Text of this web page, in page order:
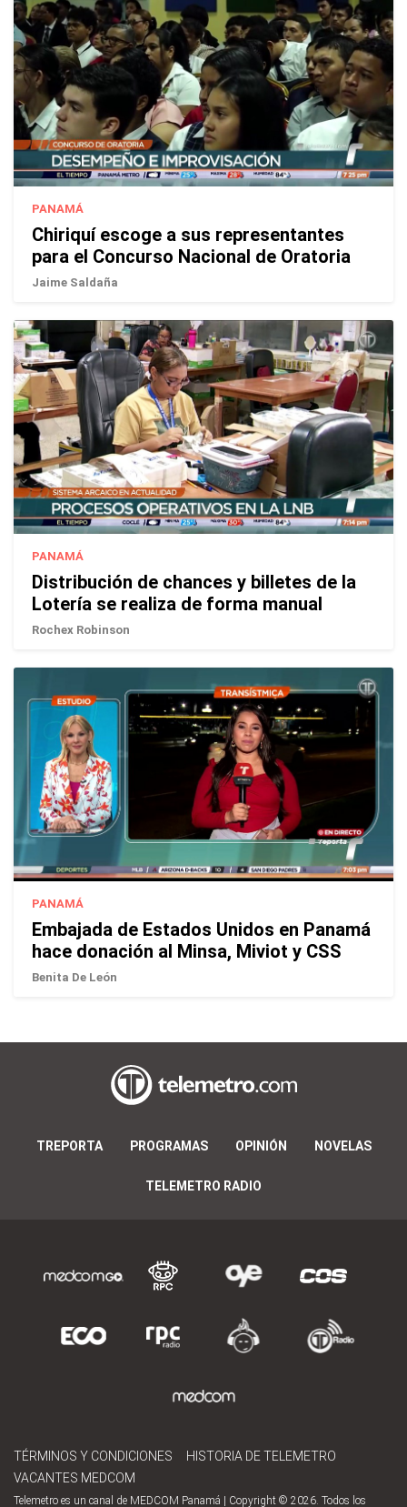
PANAMÁ
Chiriquí escoge a sus representantes
para el Concurso Nacional de Oratoria
Jaime Saldaña
PANAMÁ
Distribución de chances y billetes de la
Lotería se realiza de forma manual
Rochex Robinson
PANAMÁ
Embajada de Estados Unidos en Panamá
hace donación al Minsa, Miviot y CSS
Benita De León
TREPORTA PROGRAMAS OPINIÓN NOVELAS
TELEMETRO RADIO
TÉRMINOS Y CONDICIONES
HISTORIA DE TELEMETRO
VACANTES MEDCOM
Telemetro es un canal de MEDCOM Panamá | Copyright © 2026. Todos los